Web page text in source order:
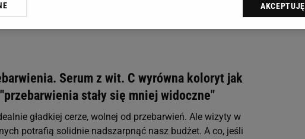
Serum z wit. C wyrówna koloryt jak
stały się mniej widoczne"
gładkiej cerze, wolnej od przebarwień. Ale wizyty w
potrafią solidnie nadszarpnąć nasz budżet. A co, jeśli
na zainstalowanie i przechowywanie plików cookie Gazeta.pl sp. z o.o., jej
możemy przetwarzać dane osobowe w następujących celach:
Aktywne skanowanie charakterystyki urządzenia do celów identyfikacji.
lub dostęp do nich. Spersonalizowane reklamy i treści, pomiar reklam i treści,
Lista Zaufanych Partnerów
AKCEPTUJĘ